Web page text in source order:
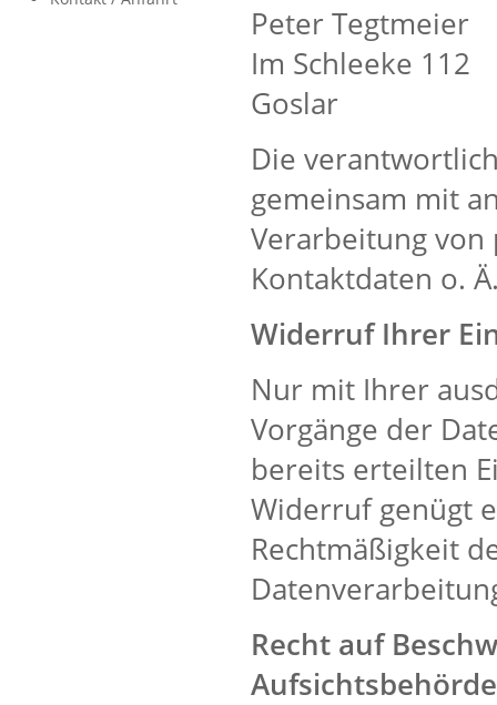
Peter Tegtmeier
Im Schleeke 112
Goslar
Die
gemeinsam mit
Verarbeitung von
Kontaktdaten o.
Widerruf Ihrer
Nur mit Ihrer
Vorgänge der
bereits erteilten
Widerruf genügt
Rechtmäßigkeit
Recht auf
Aufsichtsbehörde